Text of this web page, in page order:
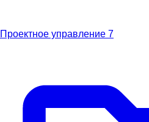
Проектное управление 7